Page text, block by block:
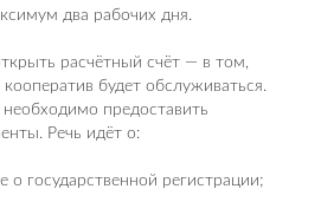
два рабочих дня.
расчётный счёт — в том,
кооператив будет обслуживаться.
предоставить
Речь идёт о:
о государственной регистрации;